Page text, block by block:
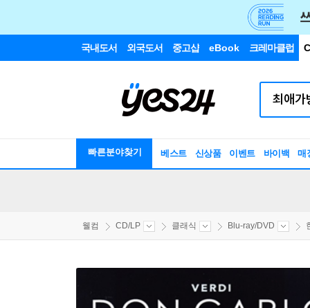
국내도서 외국도서 중고샵 eBook 크레마클럽
빠른분야찾기 베스트 신상품 이벤트 바이백 매
웰컴 CD/LP 클래식 Blu-ray/DVD